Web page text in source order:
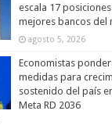
escala 17
mejores bancos del
agosto 5, 2026
Economistas
medidas para
sostenido del país
Meta RD 2036